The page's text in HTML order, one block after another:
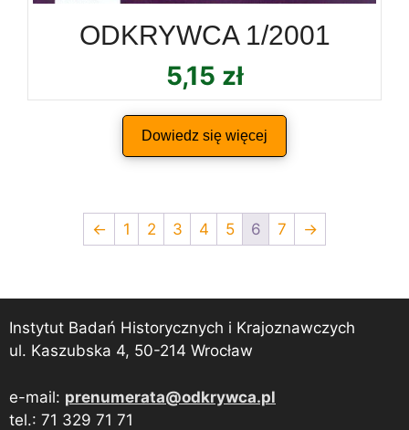
ODKRYWCA 1/2001
5,15 zł
Dowiedz się więcej
← 1 2 3 4 5 6 7 →
Instytut Badań Historycznych i Krajoznawczych
ul. Kaszubska 4, 50-214 Wrocław
e-mail: prenumerata@odkrywca.pl
tel.: 71 329 71 71